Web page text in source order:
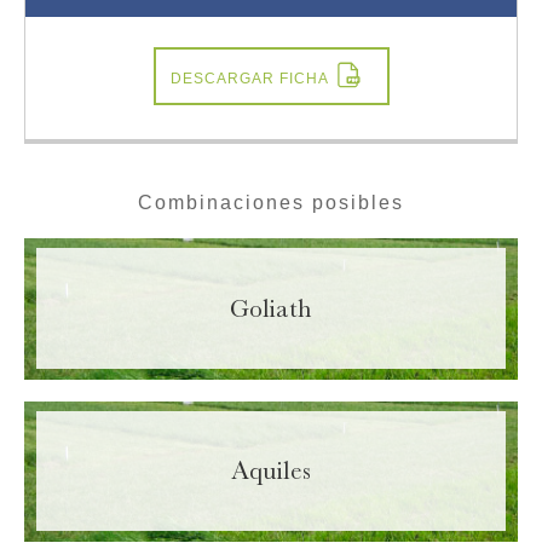
DESCARGAR FICHA
Combinaciones posibles
Goliath
Aquiles